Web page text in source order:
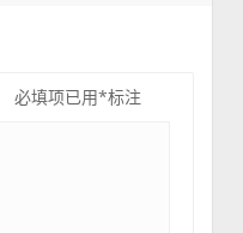
必填项已用*标注